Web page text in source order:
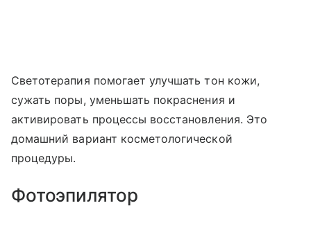
Светотерапия помогает улучшать тон кожи,
сужать поры, уменьшать покраснения и
активировать процессы восстановления. Это
домашний вариант косметологической
процедуры.
Фотоэпилятор